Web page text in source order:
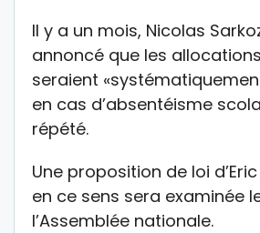
Il y a un mois, Nicolas
annoncé que les
seraient
en cas d’absentéisme
répété.
Une proposition de loi
en ce sens sera examinée
l’Assemblée nationale.